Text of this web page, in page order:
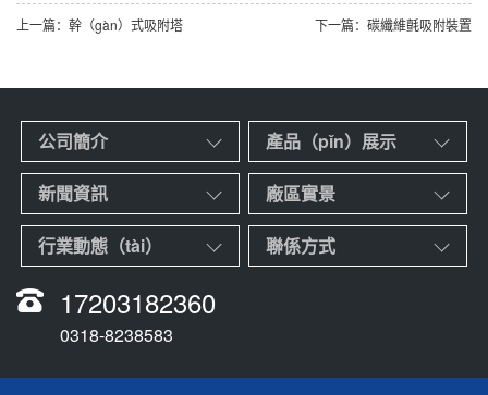
上一篇：幹（gàn）式吸附塔 下一篇：碳纖維氈吸附裝置
公司簡介 產品（pǐn）展示
新聞資訊 廠區實景
行業動態（tài） 聯係方式
17203182360
0318-8238583